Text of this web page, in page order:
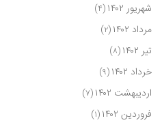
شهریور ۱۴۰۲ (۴)
مرداد ۱۴۰۲ (۲)
تیر ۱۴۰۲ (۸)
خرداد ۱۴۰۲ (۹)
اردیبهشت ۱۴۰۲ (۷)
فروردین ۱۴۰۲ (۱)